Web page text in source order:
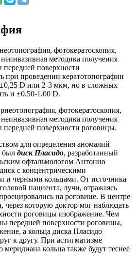
фотокератоскопия,
методика получения
передней поверхности
при проведении кератотопографии
±0,25 D или 2-3 мкм, но в сложных
и ±0,50-1,00 D.
фотокератоскопия,
методика получения
передней поверхности роговицы.
для определения аномалий
был диск Пласидо, разработанный
офтальмологом Антонио
с концентрическими
и черными кольцами. От источника
пациента, лучи, отражаясь
на роговице. В центре
через которую доктор мог наблюдать
роговицы изображение. Чем
передней поверхности роговицы,
а кольца диска Пласидо
к другу. При астигматизме
меридиана кольца также будут теснее